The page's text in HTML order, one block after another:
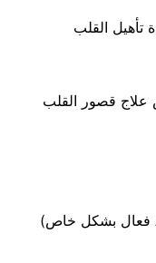
تأهيل القلب
قصور القلب